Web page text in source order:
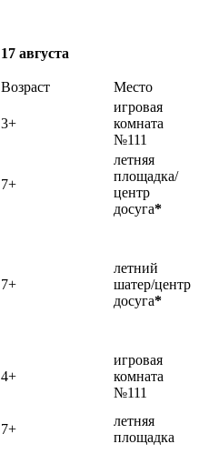
17 августа
Возраст Место
3+
игровая
комната
№111
7+
летняя
площадка/
центр
досуга*
7+
летний
шатер/центр
досуга*
4+
игровая
комната
№111
7+
летняя
площадка